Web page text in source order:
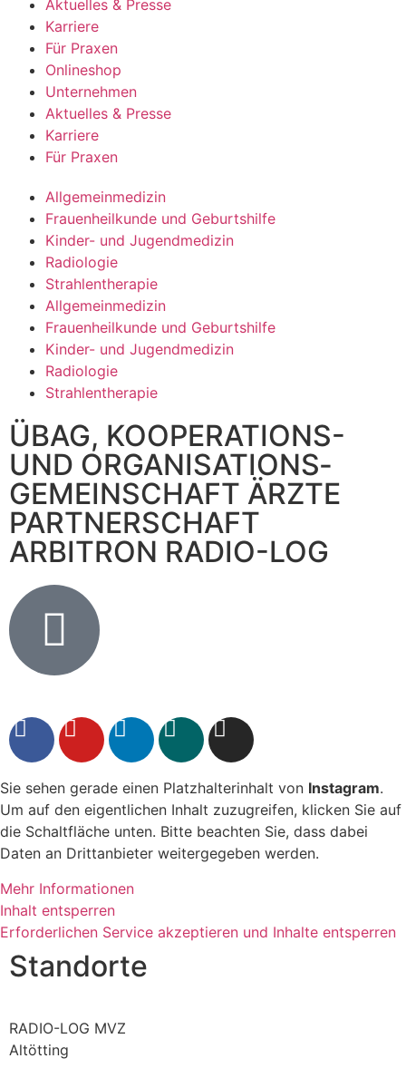
Aktuelles & Presse
Karriere
Für Praxen
Onlineshop
Unternehmen
Aktuelles & Presse
Karriere
Für Praxen
Allgemeinmedizin
Frauenheilkunde und Geburtshilfe
Kinder- und Jugendmedizin
Radiologie
Strahlentherapie
Allgemeinmedizin
Frauenheilkunde und Geburtshilfe
Kinder- und Jugendmedizin
Radiologie
Strahlentherapie
ÜBAG, KOOPERATIONS-
UND ORGANISATIONS­
GEMEINSCHAFT ÄRZTE
PARTNERSCHAFT
ARBITRON RADIO-LOG
Sie sehen gerade einen Platzhalterinhalt von Instagram.
Um auf den eigentlichen Inhalt zuzugreifen, klicken Sie auf
die Schaltfläche unten. Bitte beachten Sie, dass dabei
Daten an Drittanbieter weitergegeben werden.
Mehr Informationen
Inhalt entsperren
Erforderlichen Service akzeptieren und Inhalte entsperren
Standorte
RADIO-LOG MVZ
Altötting